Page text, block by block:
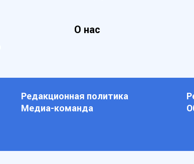
О нас
Редакционная политика
Медиа-команда